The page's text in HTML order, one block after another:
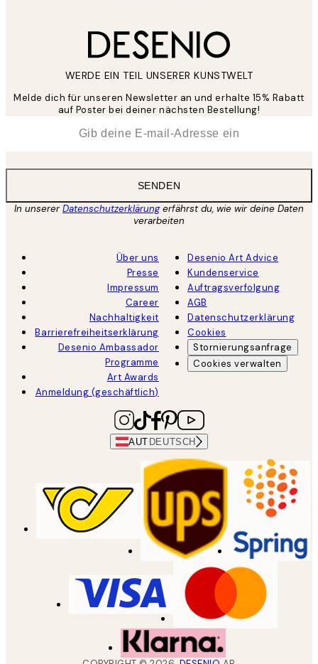
WERDE EIN TEIL UNSERER KUNSTWELT
Melde dich für unseren Newsletter an und erhalte 15% Rabatt
auf Poster bei deiner nächsten Bestellung!
SENDEN
In unsererDatenschutzerklärungerfährst du, wie wir deine Daten
verarbeiten
Über uns
Presse
Impressum
Career
Nachhaltigkeit
Barrierefreiheitserklärung
Desenio Ambassador
Programme
Art Awards
Anmeldung (geschäftlich)
Desenio Art Advice
Kundenservice
Auftragsverfolgung
AGB
Datenschutzerklärung
Cookies
Stornierungsanfrage
Cookies verwalten
AUT DEUTSCH